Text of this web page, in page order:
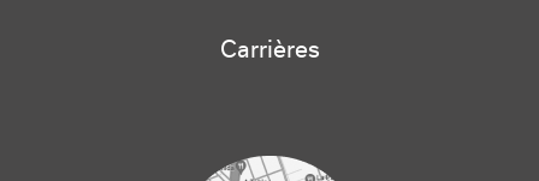
Carrières